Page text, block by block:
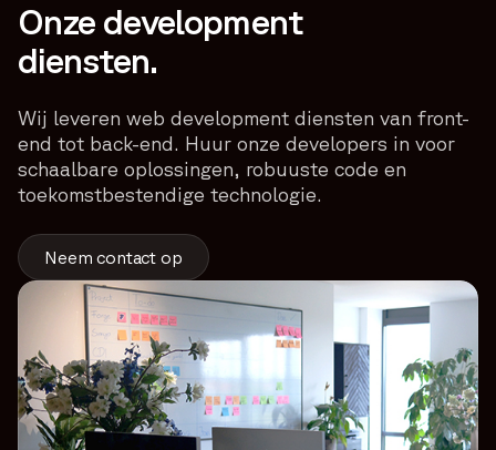
Onze development
diensten.
Wij leveren web development diensten van front-
end tot back-end. Huur onze developers in voor
schaalbare oplossingen, robuuste code en
toekomstbestendige technologie.
Neem contact op